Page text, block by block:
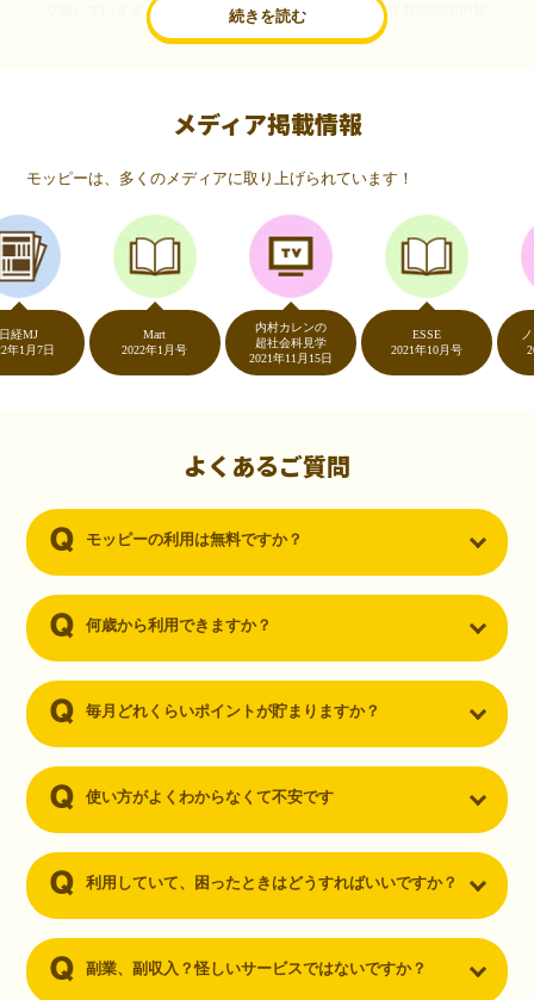
続きを読む
交換しています。このようにすることで、ほぼ無料で年数回の国内旅
行や海外旅行を実現しています。モッピーは陸マイラーや旅行好きに
いつものネットショッピングが、モッピーでお得
（20代・女性）
友達に勧められてモッピーをはじめました。空いた時間にスマホで買
い物をすることが多いのですが、モッピーを経由するだけでショップ
のポイントとモッピーのポイントが二重で貯まることを知り、ビック
リ…！いつものネットショッピングをモッピーを経由するだけでポイ
ントが貯まるなんて…もっと早く教えてほしかった～！貯まったポイ
ントはギフト券に交換して、プチ贅沢を楽しんでます♪
（30代・男性）
ーを知りました。クレジットカードを発行するだけでポイントが貯ま
るならと無料登録して、クレジットカードの発行やアプリダウンロー
メディア掲載情報
モッピーは、多くのメディアに取り上げられています！
7日
2022年1月号
内村カレンの
超社会科見学
2021年11月15日
2021年10月号
ノンス
2020
よくあるご質問
モッピーの利用は無料ですか？
何歳から利用できますか？
毎月どれくらいポイントが貯まりますか？
使い方がよくわからなくて不安です
利用していて、困ったときはどうすればいいですか？
副業、副収入？怪しいサービスではないですか？